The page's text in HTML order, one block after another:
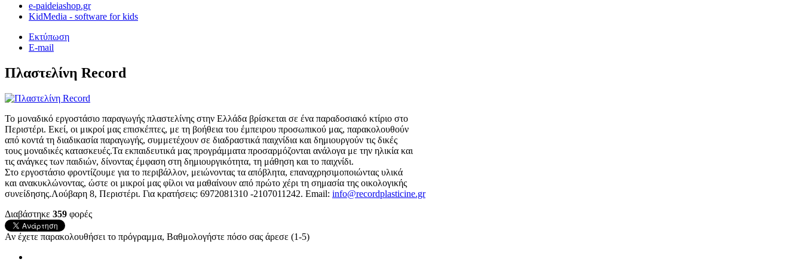
e-paideiashop.gr
KidMedia - software for kids
Εκτύπωση
E-mail
Πλαστελίνη Record
Το μοναδικό εργοστάσιο παραγωγής πλαστελίνης στην Ελλάδα βρίσκεται σε ένα παραδοσιακό κτίριο στο
Περιστέρι. Εκεί, οι μικροί μας επισκέπτες, με τη βοήθεια του έμπειρου προσωπικού μας, παρακολουθούν
από κοντά τη διαδικασία παραγωγής, συμμετέχουν σε διαδραστικά παιχνίδια και δημιουργούν τις δικές
τους μοναδικές κατασκευές.Τα εκπαιδευτικά μας προγράμματα προσαρμόζονται ανάλογα με την ηλικία και
τις ανάγκες των παιδιών, δίνοντας έμφαση στη δημιουργικότητα, τη μάθηση και το παιχνίδι.
Στο εργοστάσιο φροντίζουμε για το περιβάλλον, μειώνοντας τα απόβλητα, επαναχρησιμοποιώντας υλικά
και ανακυκλώνοντας, ώστε οι μικροί μας φίλοι να μαθαίνουν από πρώτο χέρι τη σημασία της οικολογικής
συνείδησης.Λούβαρη 8, Περιστέρι. Για κρατήσεις: 6972081310 -2107011242. Email: info@recordplasticine.gr
Διαβάστηκε 359 φορές
Αν έχετε παρακολουθήσει το πρόγραμμα, Βαθμολογήστε πόσο σας άρεσε (1-5)